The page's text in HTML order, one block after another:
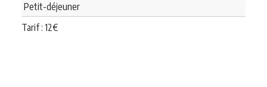
Petit-déjeuner
Tarif : 12€